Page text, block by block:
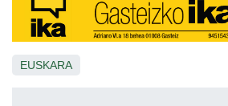
EUSKARA